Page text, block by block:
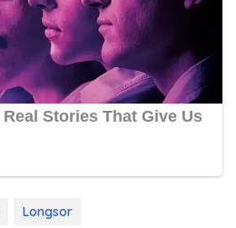
Longsor